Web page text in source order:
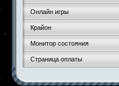
Онлайн игры
Крайон
Монитор состояния
Страница оплаты